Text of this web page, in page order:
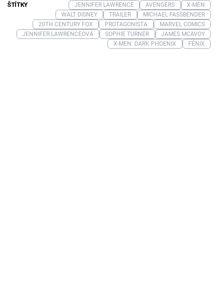
ŠTÍTKY JENNIFER LAWRENCE AVENGERS
X-MEN
WALT DISNEY
TRAILER
MICHAEL FASSBENDER
20TH CENTURY FOX
PROTAGONISTA
MARVEL COMICS
JENNIFER LAWRENCEOVÁ
SOPHIE TURNER
JAMES MCAVOY
X-MEN: DARK PHOENIX
FÉNIX